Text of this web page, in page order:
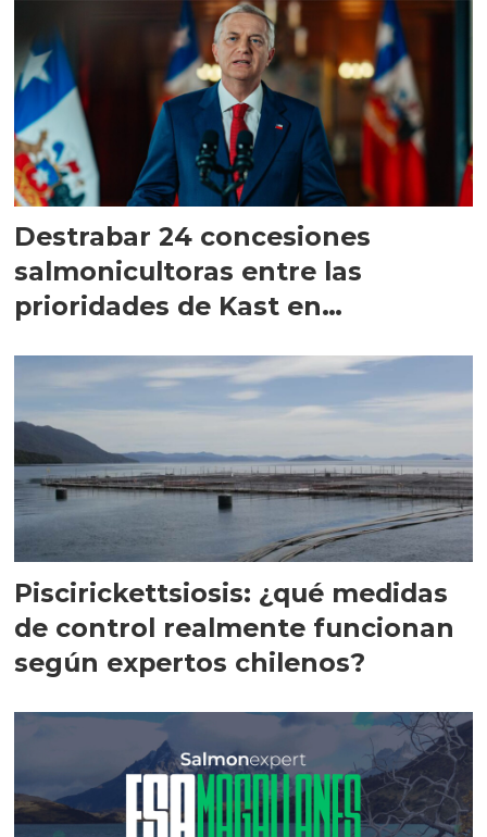
Destrabar 24 concesiones
salmonicultoras entre las
prioridades de Kast en
Piscirickettsiosis: ¿qué medidas
de control realmente funcionan
según expertos chilenos?